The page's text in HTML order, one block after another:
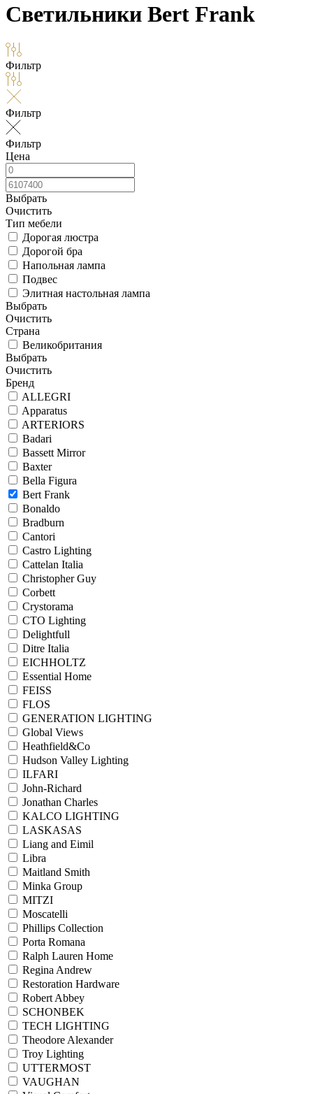
Светильники Bert Frank
Фильтр
Фильтр
Фильтр
Цена
Выбрать
Очистить
Тип мебели
Дорогая люстра
Дорогой бра
Напольная лампа
Подвес
Элитная настольная лампа
Выбрать
Очистить
Страна
Великобритания
Выбрать
Очистить
Бренд
ALLEGRI
Apparatus
ARTERIORS
Badari
Bassett Mirror
Baxter
Bella Figura
Bert Frank
Bonaldo
Bradburn
Cantori
Castro Lighting
Cattelan Italia
Christopher Guy
Corbett
Crystorama
CTO Lighting
Delightfull
Ditre Italia
EICHHOLTZ
Essential Home
FEISS
FLOS
GENERATION LIGHTING
Global Views
Heathfield&Co
Hudson Valley Lighting
ILFARI
John-Richard
Jonathan Charles
KALCO LIGHTING
LASKASAS
Liang and Eimil
Libra
Maitland Smith
Minka Group
MITZI
Moscatelli
Phillips Collection
Porta Romana
Ralph Lauren Home
Regina Andrew
Restoration Hardware
Robert Abbey
SCHONBEK
TECH LIGHTING
Theodore Alexander
Troy Lighting
UTTERMOST
VAUGHAN